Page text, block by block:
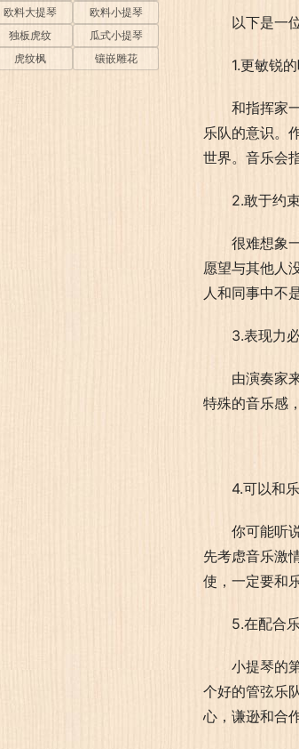
以下是一
1.更敏锐
和指挥家
乐队的意识。
世界。音乐会
2.敢于约
很难想象
愿望与其他人
人和同事中不
3.表现力
由演奏家
特殊的音乐感
4.可以和
你可能听
先考虑音乐激
使，一定要和
5.在配合
小提琴的
个好的管弦乐
心，谦逊和合
欧料大提琴
欧料小提琴
独板虎纹
瓜式小提琴
虎纹枫
镶嵌雕花